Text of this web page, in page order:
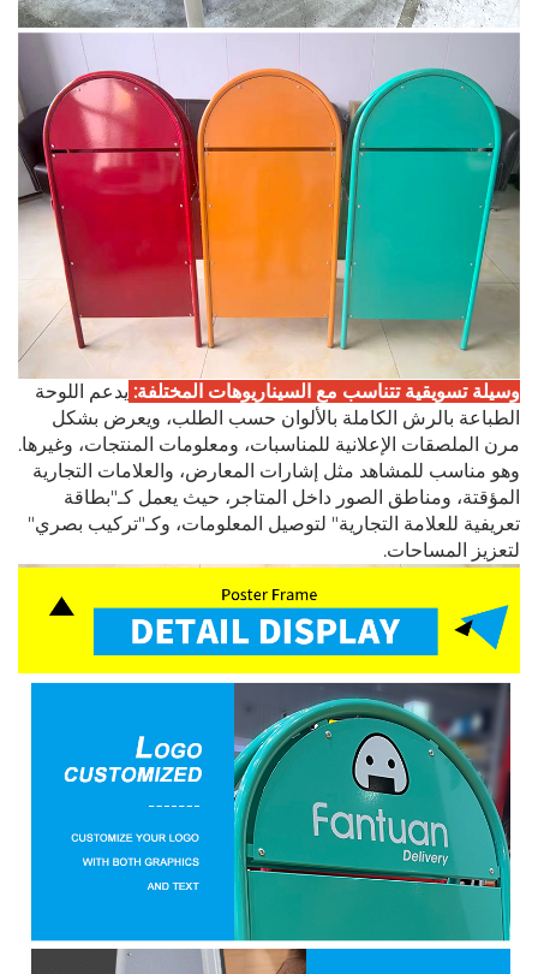
وسيلة تسويقية تتناسب مع السيناريوهات المختلفة:يدعم اللوحة
الطباعة بالرش الكاملة بالألوان حسب الطلب، ويعرض بشكل
مرن الملصقات الإعلانية للمناسبات، ومعلومات المنتجات، وغيرها.
وهو مناسب للمشاهد مثل إشارات المعارض، والعلامات التجارية
المؤقتة، ومناطق الصور داخل المتاجر، حيث يعمل كـ"بطاقة
تعريفية للعلامة التجارية" لتوصيل المعلومات، وكـ"تركيب بصري"
لتعزيز المساحات.